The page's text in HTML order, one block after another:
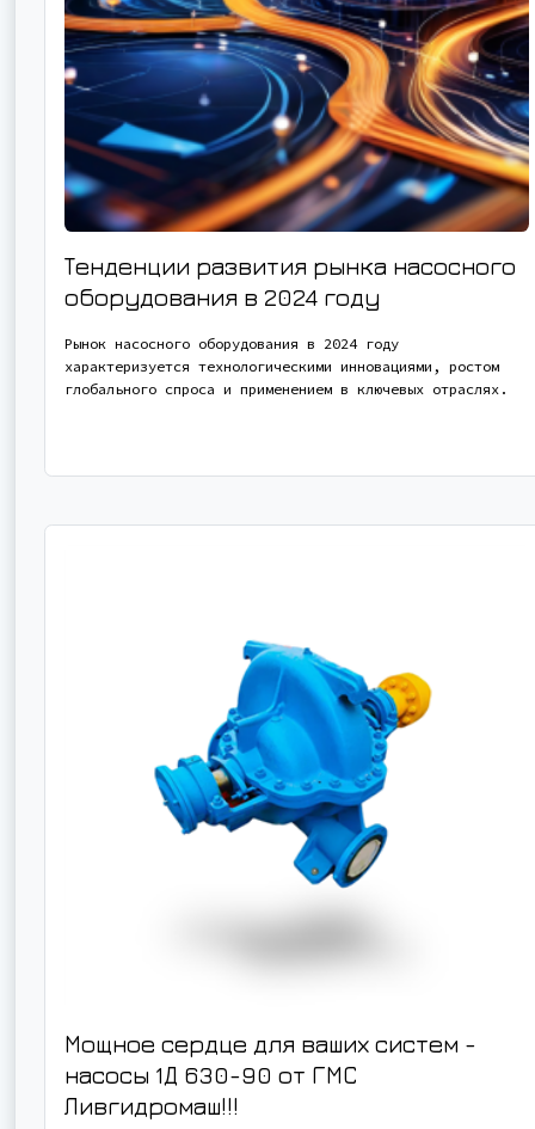
Тенденции развития рынка насосного
оборудования в 2024 году
Рынок насосного оборудования в 2024 году
характеризуется технологическими инновациями, ростом
глобального спроса и применением в ключевых отраслях.
Мощное сердце для ваших систем -
насосы 1Д 630-90 от ГМС
Ливгидромаш!!!